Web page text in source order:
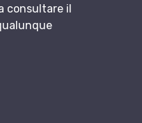
consultare il